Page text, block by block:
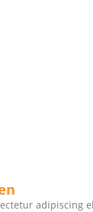
adipiscing